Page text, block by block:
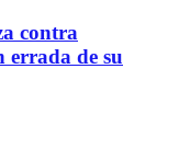
contra
errada de su